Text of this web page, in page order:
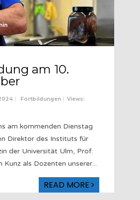
am 10.
Fortbildungen
Views:
am kommenden Dienstag
Direktor des Instituts für
der Universität Ulm, Prof.
Kunz als Dozenten unserer...
READ MORE